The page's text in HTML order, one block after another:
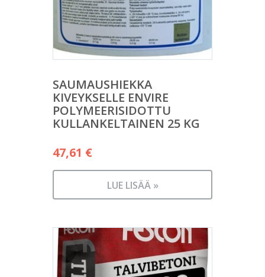
SAUMAUSHIEKKA
KIVEYKSELLE ENVIRE
POLYMEERISIDOTTU
KULLANKELTAINEN 25 KG
47,61 €
LUE LISÄÄ »